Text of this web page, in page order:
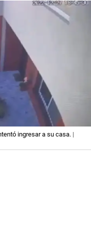
ingresar a su casa. |